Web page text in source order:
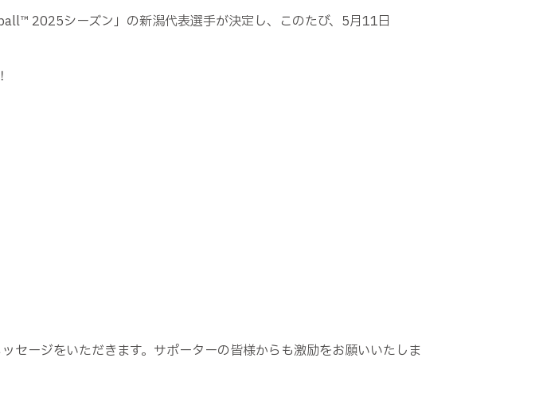
2025シーズン」の新潟代表選手が決定し、このたび、5月11日
セージをいただきます。サポーターの皆様からも激励をお願いいたしま